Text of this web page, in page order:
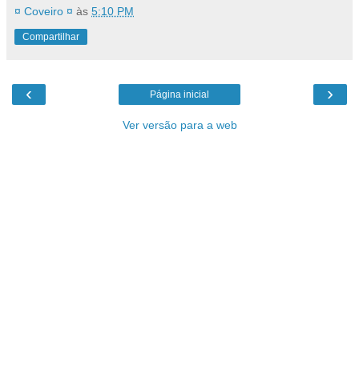
¤ Coveiro ¤ às 5:10 PM
Compartilhar
‹ ›
Página inicial
Ver versão para a web